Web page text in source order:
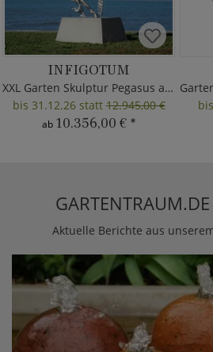
INFIGOTUM
XXL Garten Skulptur Pegasus aus Metall
bis 31.12.26 statt12.945,00 €
ab 10.356,00 € *
GARTENTRAUM.DE
Aktuelle Berichte aus